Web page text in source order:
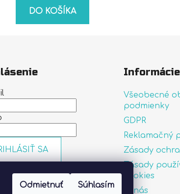
Odmietnuť Súhlasím
DO KOŠÍKA
SA
Všeobecné
podmienky
GDPR
Reklamačný
Zásady
Zásady
cookies
O nás